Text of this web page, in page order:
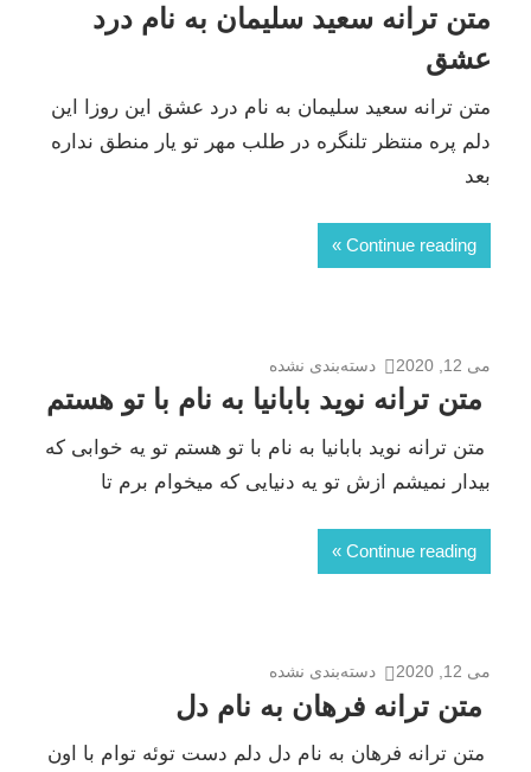
متن ترانه سعید سلیمان به نام درد
عشق
متن ترانه سعید سلیمان به نام درد عشق این روزا این
دلم پره منتظر تلنگره در طلب مهر تو یار منطق نداره
بعد
Continue reading
می 12, 2020 دسته‌بندی نشده
متن ترانه نوید بابانیا به نام با تو هستم
متن ترانه نوید بابانیا به نام با تو هستم تو یه خوابی که
بیدار نمیشم ازش تو یه دنیایی که میخوام برم تا
Continue reading
می 12, 2020 دسته‌بندی نشده
متن ترانه فرهان به نام دل
متن ترانه فرهان به نام دل دلم دست توئه توام با اون